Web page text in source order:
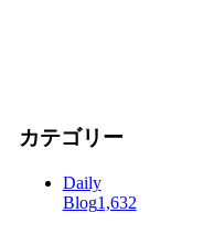
カテゴリー
Daily
Blog1,632